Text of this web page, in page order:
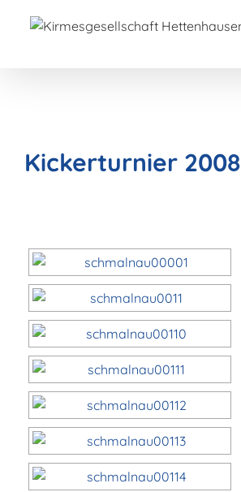
Inhalt
Kickerturnier 2008